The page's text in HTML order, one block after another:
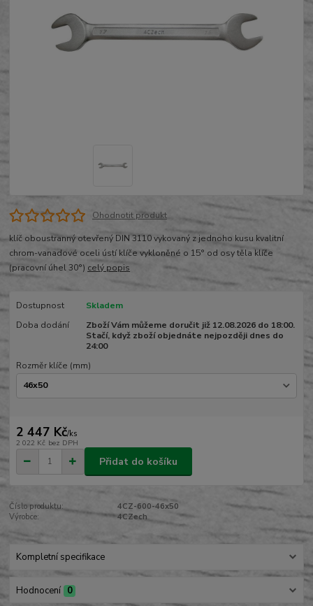
Ohodnotit produkt
klíč oboustranný otevřený DIN 3110 vykovaný z jednoho kusu kvalitní
chrom-vanadové oceli ústí klíče vykloněné o 15° od osy těla klíče
(pracovní úhel 30°) celý popis
Dostupnost
Skladem
Doba dodání
Zboží Vám můžeme doručit již 12.08.2026 do 18:00.
Stačí, když zboží objednáte nejpozději dnes do
24:00
Rozměr klíče (mm)
2 447 Kč/ks
2 022 Kč bez DPH
Přidat do košíku
Číslo produktu:
4CZ-600-46x50
Výrobce:
4CZech
Kompletní specifikace
Hodnocení 0